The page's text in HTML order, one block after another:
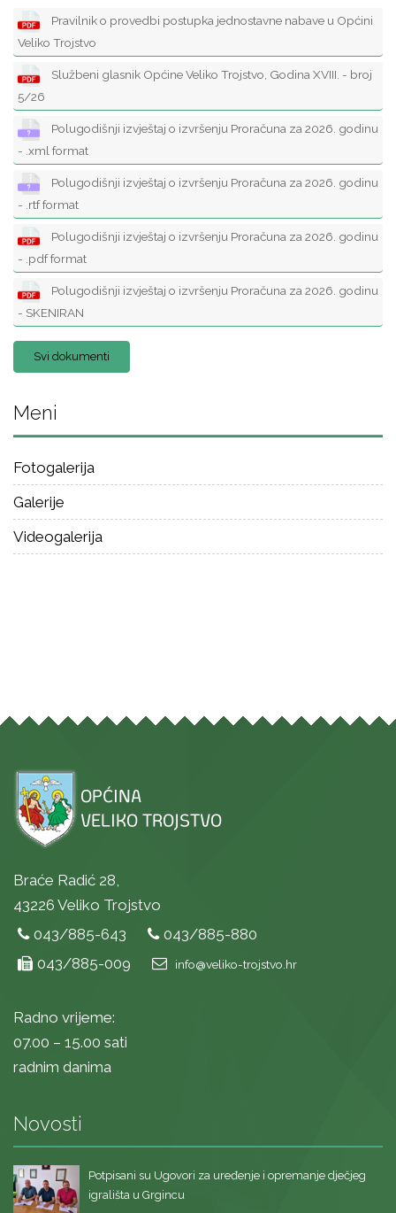
Pravilnik o provedbi postupka jednostavne nabave u Općini
Veliko Trojstvo
Službeni glasnik Općine Veliko Trojstvo, Godina XVIII. - broj
5/26
Polugodišnji izvještaj o izvršenju Proračuna za 2026. godinu
- .xml format
Polugodišnji izvještaj o izvršenju Proračuna za 2026. godinu
- .rtf format
Polugodišnji izvještaj o izvršenju Proračuna za 2026. godinu
- .pdf format
Polugodišnji izvještaj o izvršenju Proračuna za 2026. godinu
- SKENIRAN
Svi dokumenti
Meni
Fotogalerija
Galerije
Videogalerija
Braće Radić 28,
43226 Veliko Trojstvo
043/885-643
043/885-880
043/885-009
info@veliko-trojstvo.hr
Radno vrijeme:
07.00 – 15.00 sati
radnim danima
Novosti
Potpisani su Ugovori za uređenje i opremanje dječjeg
igrališta u Grgincu